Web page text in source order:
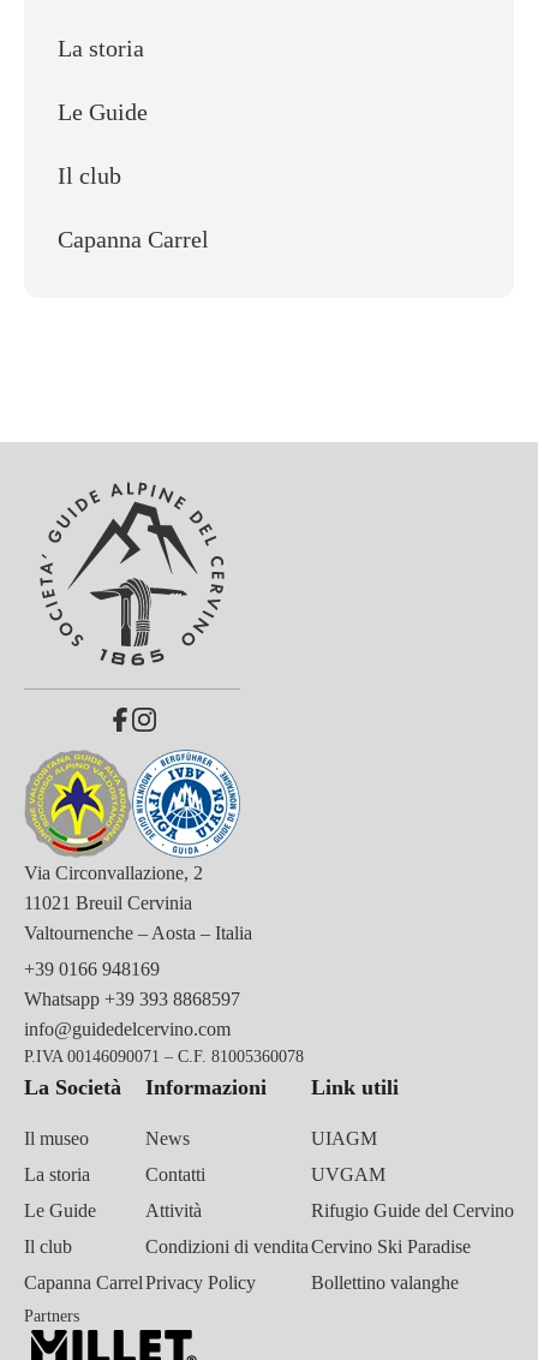
La storia
Le Guide
Il club
Capanna Carrel
Via Circonvallazione, 2
11021 Breuil Cervinia
Valtournenche – Aosta – Italia
+39 0166 948169
Whatsapp +39 393 8868597
info@guidedelcervino.com
P.IVA 00146090071 – C.F. 81005360078
La Società
Il museo
La storia
Le Guide
Il club
Capanna Carrel
Informazioni
News
Contatti
Attività
Condizioni di vendita
Privacy Policy
Link utili
UIAGM
UVGAM
Rifugio Guide del Cervino
Cervino Ski Paradise
Bollettino valanghe
Partners